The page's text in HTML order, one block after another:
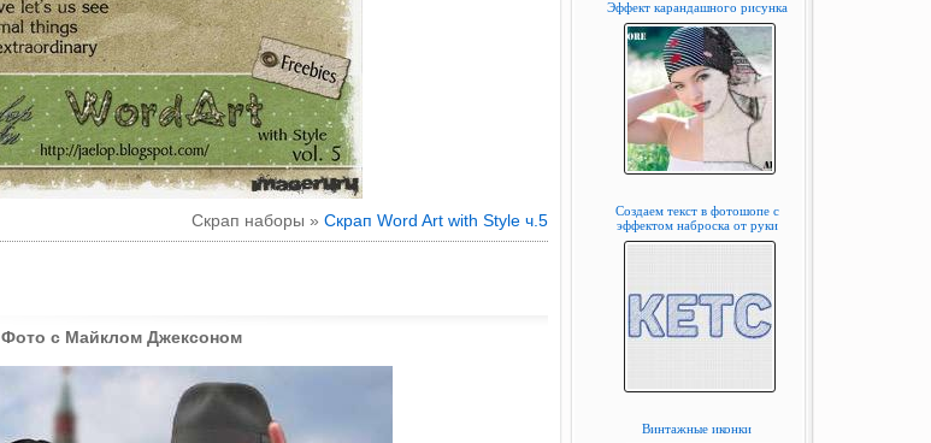
Скрап наборы » Скрап Word Art with Style ч.5
Фото с Майклом Джексоном
Эффект карандашного рисунка
Создаем текст в фотошопе с
эффектом наброска от руки
Винтажные иконки